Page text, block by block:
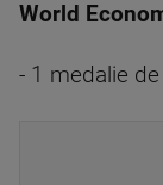
World
- 1 medalie